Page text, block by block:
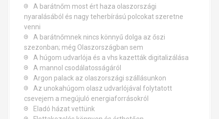
A barátnőm most ért haza olaszországi
nyaralásából és nagy teherbírású polcokat szeretne
venni
A barátnőmnek nincs könnyű dolga az őszi
szezonban; még Olaszországban sem
A húgom udvarlója és a vhs kazetták digitalizálása
A mannol csodálatosságáról
Argon palack az olaszországi szállásunkon
Az unokahúgom olasz udvarlójával folytatott
csevejem a megújuló energiaforrásokról
Eladó házat vettünk